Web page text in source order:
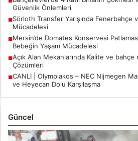
Güvenlik Önlemleri
■Sörloth Transfer Yarışında Fenerbahçe
Mücadelesi
■Mersin’de Domates Konservesi
Bebeğin Yaşam Mücadelesi
■Açık Alan Mekanlarında Kalite ve bahçe
Çözümleri
■CANLI | Olympiakos – NEC Nijmegen
ve Heyecan Dolu Karşılaşma
Güncel